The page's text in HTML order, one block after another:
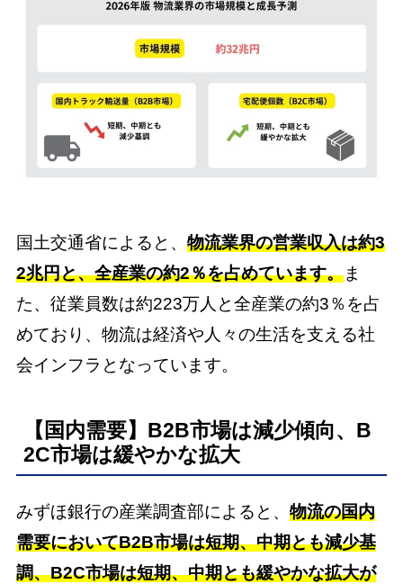
国土交通省によると、 物流業界の営業収入は約3
2兆円と、全産業の約2％を占めています。ま
た、従業員数は約223万人と全産業の約3％を占
めており、物流は経済や人々の生活を支える社
会インフラとなっています。
【国内需要】B2B市場は減少傾向、B
2C市場は緩やかな拡大
みずほ銀行の産業調査部によると、 物流の国内
需要においてB2B市場は短期、中期とも減少基
調、B2C市場は短期、中期とも緩やかな拡大が